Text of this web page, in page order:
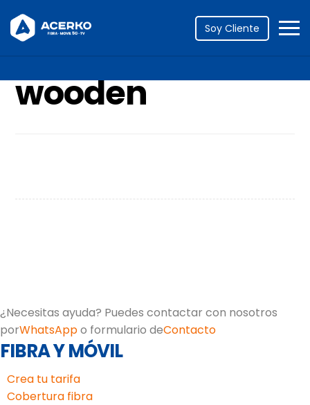
Soy Cliente
Portfolio
wooden
¿Necesitas ayuda? Puedes contactar con nosotros
porWhatsAppo formulario deContacto
FIBRA Y MÓVIL
Crea tu tarifa
Cobertura fibra